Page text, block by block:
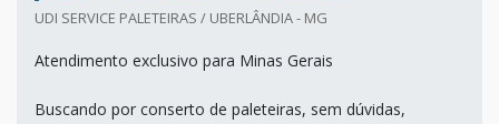
UDI SERVICE PALETEIRAS / UBERLÂNDIA - MG
Atendimento exclusivo para Minas Gerais
Buscando por conserto de paleteiras, sem dúvidas,